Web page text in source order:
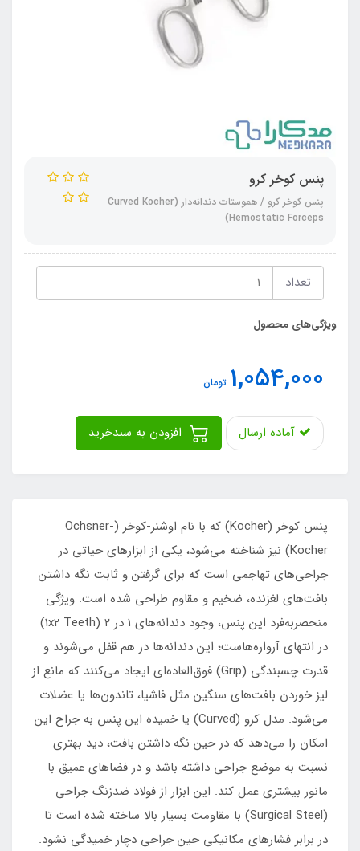
پنس کوخر کرو
پنس کوخر کرو / هموستات دندانه‌دار (Curved Kocher
Hemostatic Forceps)
تعداد
ویژگی‌های محصول
1,054,000 تومان
آماده ارسال
پنس کوخر (Kocher) که با نام اوشنر-کوخر (Ochsner-
Kocher) نیز شناخته می‌شود، یکی از ابزارهای حیاتی در
جراحی‌های تهاجمی است که برای گرفتن و ثابت نگه داشتن
بافت‌های لغزنده، ضخیم و مقاوم طراحی شده است. ویژگی
منحصربه‌فرد این پنس، وجود دندانه‌های ۱ در ۲ (1x2 Teeth)
در انتهای آرواره‌هاست؛ این دندانه‌ها در هم قفل می‌شوند و
قدرت چسبندگی (Grip) فوق‌العاده‌ای ایجاد می‌کنند که مانع از
لیز خوردن بافت‌های سنگین مثل فاشیا، تاندون‌ها یا عضلات
می‌شود. مدل کرو (Curved) یا خمیده این پنس به جراح این
امکان را می‌دهد که در حین نگه داشتن بافت، دید بهتری
نسبت به موضع جراحی داشته باشد و در فضاهای عمیق با
مانور بیشتری عمل کند. این ابزار از فولاد ضدزنگ جراحی
(Surgical Steel) با مقاومت بسیار بالا ساخته شده است تا
در برابر فشارهای مکانیکی حین جراحی دچار خمیدگی نشود.